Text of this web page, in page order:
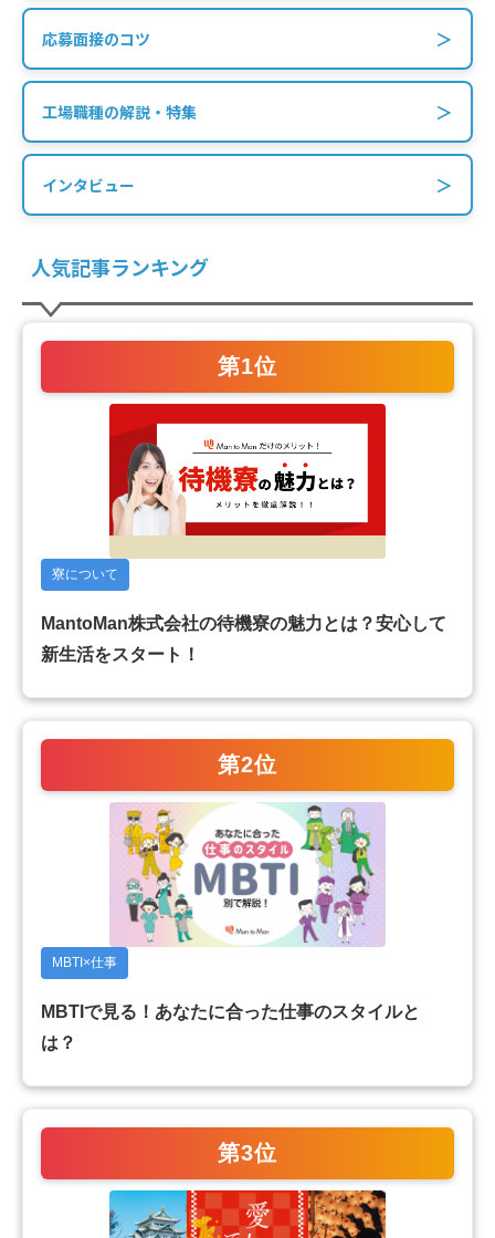
応募面接のコツ ＞
工場職種の解説・特集 ＞
インタビュー ＞
人気記事ランキング
第1位
寮について
MantoMan株式会社の待機寮の魅力とは？安心して
新生活をスタート！
第2位
MBTI×仕事
MBTIで見る！あなたに合った仕事のスタイルと
は？
第3位